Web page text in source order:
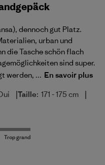
dennoch gut Platz.
urban und
die Tasche schön flach
sind super.
werden, ... En savoir plus
|Taille: 171 - 175 cm |